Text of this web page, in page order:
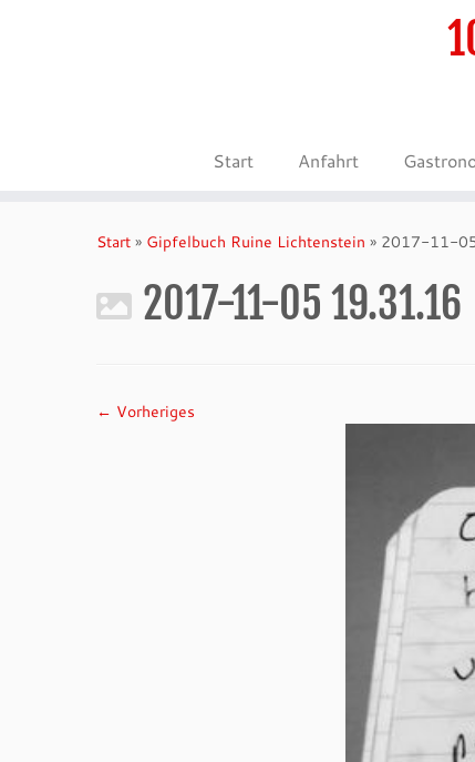
Start Anfahrt
Start » Gipfelbuch Ruine Lichtenstein » 2017-11-
2017-11-05 19.31.16
← Vorheriges